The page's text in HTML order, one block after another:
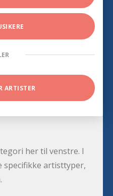
ARTISTER
her til venstre. I
artisttyper,